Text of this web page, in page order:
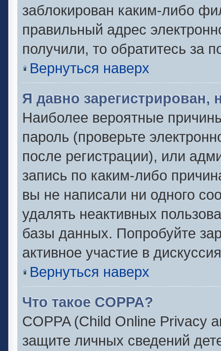
заблокирован каким-либо
правильный адрес
получили, то обратитесь
Вернуться наверх
Я давно зарегистрирован,
Наиболее вероятные
пароль (проверьте
после регистрации), или
запись по каким-либо
вы не написали ни одного
удалять неактивных
базы данных. Попробуйте
активное участие в
Вернуться наверх
Что такое COPPA?
COPPA (Child Online Privacy
защите личных сведений